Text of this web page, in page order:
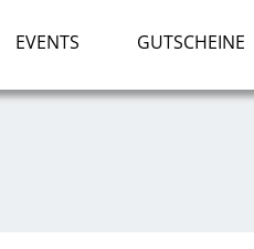
EVENTS GUTSCHEINE